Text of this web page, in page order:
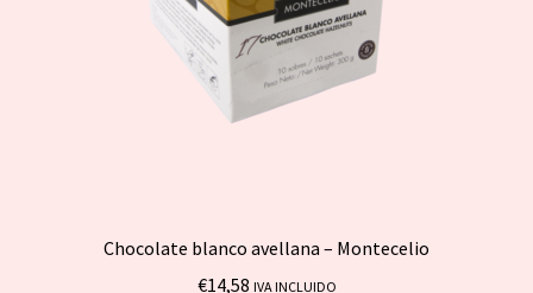
Chocolate blanco avellana – Montecelio
€14,58 IVA INCLUIDO